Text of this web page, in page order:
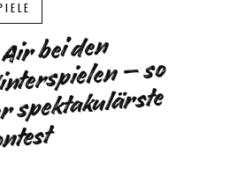
bei den – so